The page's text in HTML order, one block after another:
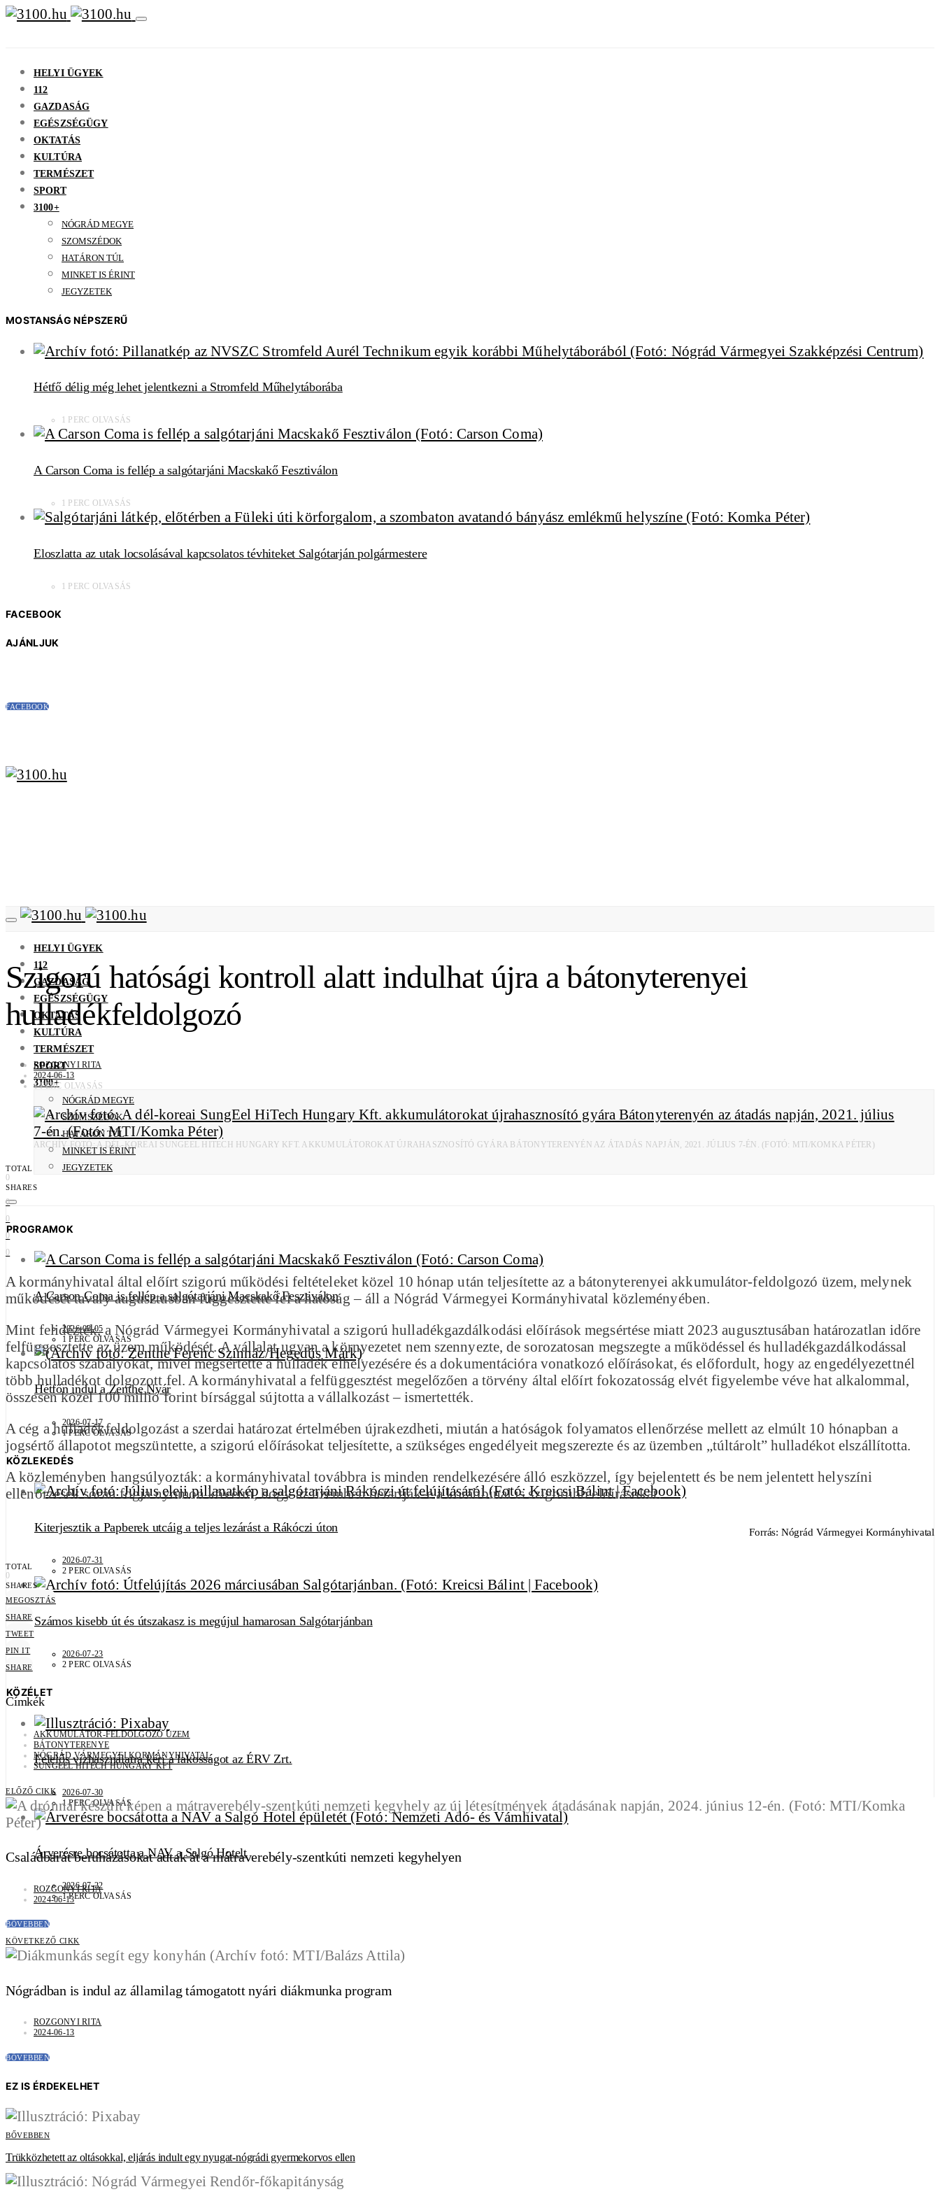
HELYI ÜGYEK
112
GAZDASÁG
EGÉSZSÉGÜGY
OKTATÁS
KULTÚRA
TERMÉSZET
SPORT
3100+
NÓGRÁD MEGYE
SZOMSZÉDOK
HATÁRON TÚL
MINKET IS ÉRINT
JEGYZETEK
MOSTANSÁG NÉPSZERŰ
Hétfő délig még lehet jelentkezni a Stromfeld Műhelytáborába
1 PERC OLVASÁS
A Carson Coma is fellép a salgótarjáni Macskakő Fesztiválon
1 PERC OLVASÁS
Eloszlatta az utak locsolásával kapcsolatos tévhiteket Salgótarján polgármestere
1 PERC OLVASÁS
FACEBOOK
AJÁNLJUK
FACEBOOK
HELYI ÜGYEK
112
GAZDASÁG
EGÉSZSÉGÜGY
OKTATÁS
KULTÚRA
TERMÉSZET
SPORT
3100+
NÓGRÁD MEGYE
SZOMSZÉDOK
HATÁRON TÚL
MINKET IS ÉRINT
JEGYZETEK
PROGRAMOK
A Carson Coma is fellép a salgótarjáni Macskakő Fesztiválon
2026-08-05
1 PERC OLVASÁS
Hétfőn indul a Zenthe Nyár
2026-07-17
1 PERC OLVASÁS
KÖZLEKEDÉS
Kiterjesztik a Papberek utcáig a teljes lezárást a Rákóczi úton
2026-07-31
2 PERC OLVASÁS
Számos kisebb út és útszakasz is megújul hamarosan Salgótarjánban
2026-07-23
2 PERC OLVASÁS
KÖZÉLET
Felelős vízhasználatra kéri a lakosságot az ÉRV Zrt.
2026-07-30
1 PERC OLVASÁS
Árverésre bocsátotta a NAV a Salgó Hotelt
2026-07-22
1 PERC OLVASÁS
Szigorú hatósági kontroll alatt indulhat újra a bátonyterenyei
hulladékfeldolgozó
ROZGONYI RITA
2024-06-13
1 PERC OLVASÁS
ARCHÍV FOTÓ: A DÉL-KOREAI SUNGEEL HITECH HUNGARY KFT. AKKUMULÁTOROKAT ÚJRAHASZNOSÍTÓ GYÁRA BÁTONYTERENYÉN AZ ÁTADÁS NAPJÁN, 2021. JÚLIUS 7-ÉN. (FOTÓ: MTI/KOMKA PÉTER)
TOTAL
0
SHARES
0
0
0
0
A kormányhivatal által előírt szigorú működési feltételeket közel 10 hónap után teljesítette az a bátonyterenyei akkumulátor-feldolgozó üzem, melynek
működését tavaly augusztusban függesztette fel a hatóság – áll a Nógrád Vármegyei Kormányhivatal közleményében.
Mint felidézték, a Nógrád Vármegyei Kormányhivatal a szigorú hulladékgazdálkodási előírások megsértése miatt 2023 augusztusában határozatlan időre
felfüggesztette az üzem működését. A vállalat ugyan a környezetet nem szennyezte, de sorozatosan megszegte a működéssel és hulladékgazdálkodással
kapcsolatos szabályokat, mivel megsértette a hulladék elhelyezésére és a dokumentációra vonatkozó előírásokat, és előfordult, hogy az engedélyezettnél
több hulladékot dolgozott fel. A kormányhivatal a felfüggesztést megelőzően a törvény által előírt fokozatosság elvét figyelembe véve hat alkalommal,
összesen közel 100 millió forint bírsággal sújtotta a vállalkozást – ismertették.
A cég a hulladékfeldolgozást a szerdai határozat értelmében újrakezdheti, miután a hatóságok folyamatos ellenőrzése mellett az elmúlt 10 hónapban a
jogsértő állapotot megszüntette, a szigorú előírásokat teljesítette, a szükséges engedélyeit megszerezte és az üzemben „túltárolt” hulladékot elszállította.
A közleményben hangsúlyozták: a kormányhivatal továbbra is minden rendelkezésére álló eszközzel, így bejelentett és be nem jelentett helyszíni
ellenőrzések során fogja nyomon követni, hogy az üzemben betartják-e a korábbinál is szigorúbb előírásokat.
Forrás: Nógrád Vármegyei Kormányhivatal
TOTAL
0
SHARES
MEGOSZTÁS
SHARE
TWEET
PIN IT
SHARE
Címkék
AKKUMULÁTOR-FELDOLGOZÓ ÜZEM
BÁTONYTERENYE
NÓGRÁD VÁRMEGYEI KORMÁNYHIVATAL
SUNGEEL HITECH HUNGARY KFT
ELŐZŐ CIKK
Családbarát beruházásokat adtak át a mátraverebély-szentkúti nemzeti kegyhelyen
ROZGONYI RITA
2024-06-13
BŐVEBBEN
KÖVETKEZŐ CIKK
Nógrádban is indul az államilag támogatott nyári diákmunka program
ROZGONYI RITA
2024-06-13
BŐVEBBEN
EZ IS ÉRDEKELHET
BŐVEBBEN
Trükközhetett az oltásokkal, eljárás indult egy nyugat-nógrádi gyermekorvos ellen